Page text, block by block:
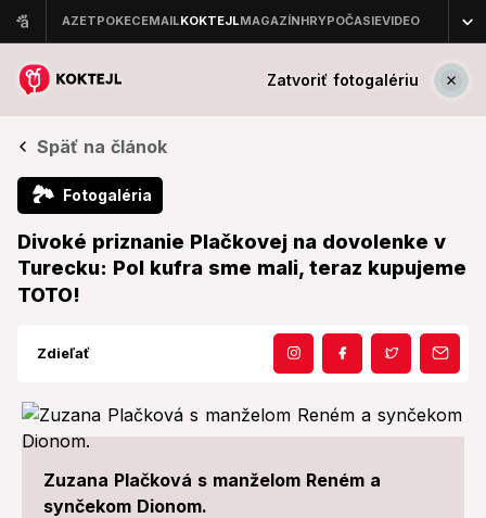
Zatvoriť fotogalériu
Späť na článok
🏞 Fotogaléria
Divoké priznanie Plačkovej na dovolenke v
Turecku: Pol kufra sme mali, teraz kupujeme
TOTO!
Zdieľať
Zuzana Plačková s manželom Reném a
synčekom Dionom.